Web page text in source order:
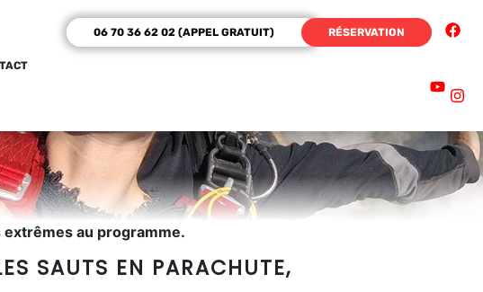
06 70 36 62 02 (APPEL GRATUIT) RÉSERVATION
extrêmes au programme.
SAUTS EN PARACHUTE,